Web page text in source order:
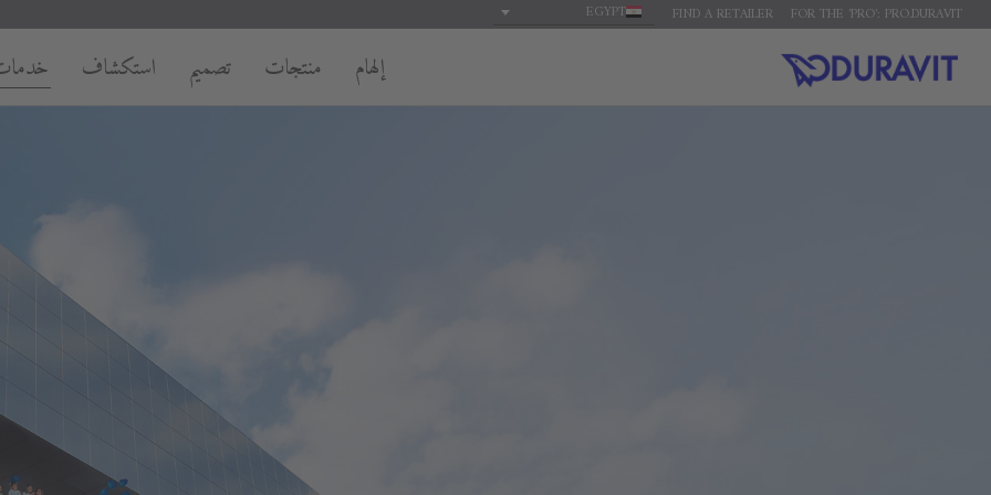
FOR THE 'PRO': PRO.DURAVIT
FIND A RETAILER
EGYPT
إلهام منتجات تصميم استكشاف